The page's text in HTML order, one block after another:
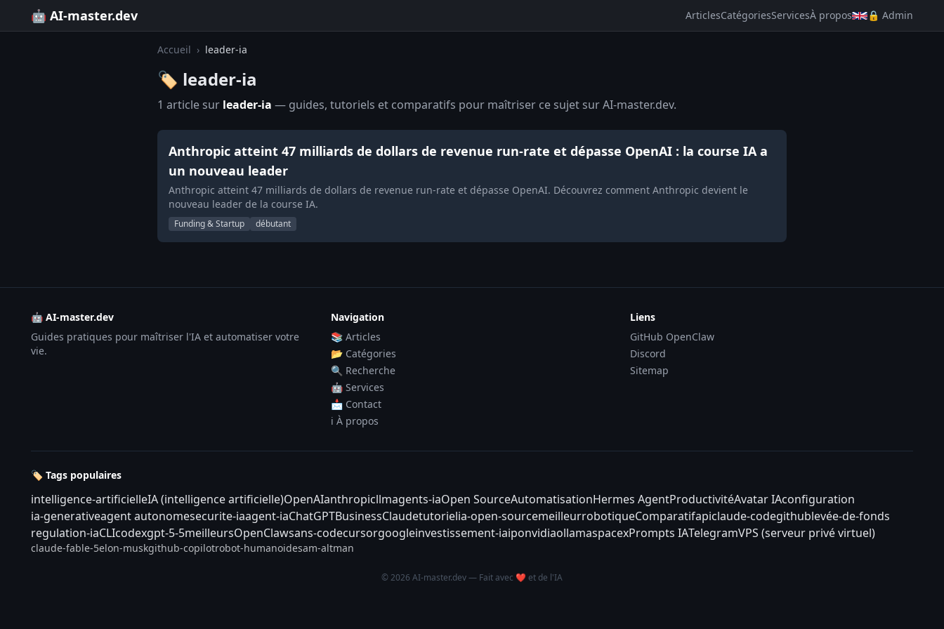
🤖 AI-master.dev ArticlesCatégoriesServicesÀ propos 🔒 Admin
Accueil › leader-ia
🏷️ leader-ia
1 article sur leader-ia — guides, tutoriels et comparatifs pour maîtriser ce sujet sur AI-master.dev.
Anthropic atteint 47 milliards de dollars de revenue run-rate et dépasse OpenAI : la course IA a
un nouveau leader
Anthropic atteint 47 milliards de dollars de revenue run-rate et dépasse OpenAI. Découvrez comment Anthropic devient le
nouveau leader de la course IA.
Funding & Startup débutant
🤖 AI-master.dev
Guides pratiques pour maîtriser l'IA et automatiser votre
vie.
Navigation
📚 Articles
📂 Catégories
🔍 Recherche
🤖 Services
📩 Contact
ℹ️ À propos
Liens
GitHub OpenClaw
Discord
Sitemap
🏷️ Tags populaires
intelligence-artificielleIA (intelligence artificielle)OpenAIanthropicllmagents-iaOpen SourceAutomatisationHermes AgentProductivitéAvatar IAconfiguration
ia-generativeagent autonomesecurite-iaagent-iaChatGPTBusinessClaudetutorielia-open-sourcemeilleurrobotiqueComparatifapiclaude-codegithublevée-de-fonds
regulation-iaCLIcodexgpt-5-5meilleursOpenClawsans-codecursorgoogleinvestissement-iaiponvidiaollamaspacexPrompts IATelegramVPS (serveur privé virtuel)
claude-fable-5elon-muskgithub-copilotrobot-humanoidesam-altman
© 2026 AI-master.dev — Fait avec ❤️ et de l'IA